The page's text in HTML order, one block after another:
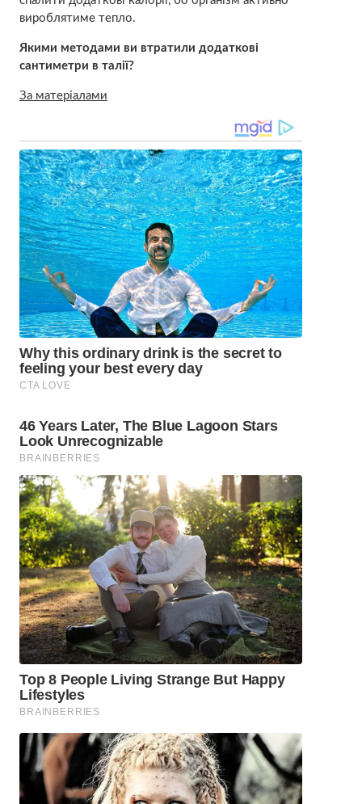
вироблятиме тепло.
Якими методами ви втратили додаткові
сантиметри в талії?
За матеріалами